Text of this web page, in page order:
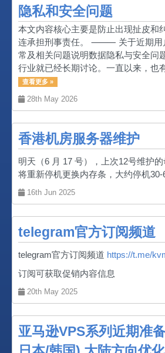
隐私和安全问题
本文内容核心主要是防止出现扯皮和
连承担刑事责任。 ⸻ 关于近期用
常及相关问题说明数据隐私与安全问
行业就已经长期讨论。一直以来，也
查看更多 »
28th May 2026
香港机房服务器维护
明天（6 月 17 号），上次12号维护的
将重新停机更换内存条，大约停机30-
16th Jun 2025
telegram官方订阅频道
telegram官方订阅频道 https://t.me/
订阅可获取促销内容信息
20th May 2025
亚马逊VPS系列近期准